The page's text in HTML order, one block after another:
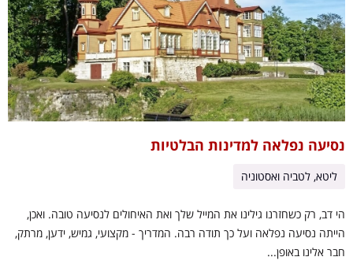
נסיעה נפלאה למדינות הבלטיות
ליטא, לטביה ואסטוניה
הי דב, רק כשחזרנו גילינו את המייל שלך ואת האיחולים לנסיעה טובה. ואכן,
הייתה נסיעה נפלאה ועל כך תודה רבה. המדריך - מקצועי, גמיש, ידען, מרתק,
חבר אלינו באופן...